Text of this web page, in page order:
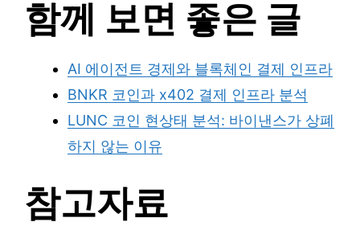
함께 보면 좋은 글
AI 에이전트 경제와 블록체인 결제 인프라
BNKR 코인과 x402 결제 인프라 분석
LUNC 코인 현상태 분석: 바이낸스가 상폐
하지 않는 이유
참고자료